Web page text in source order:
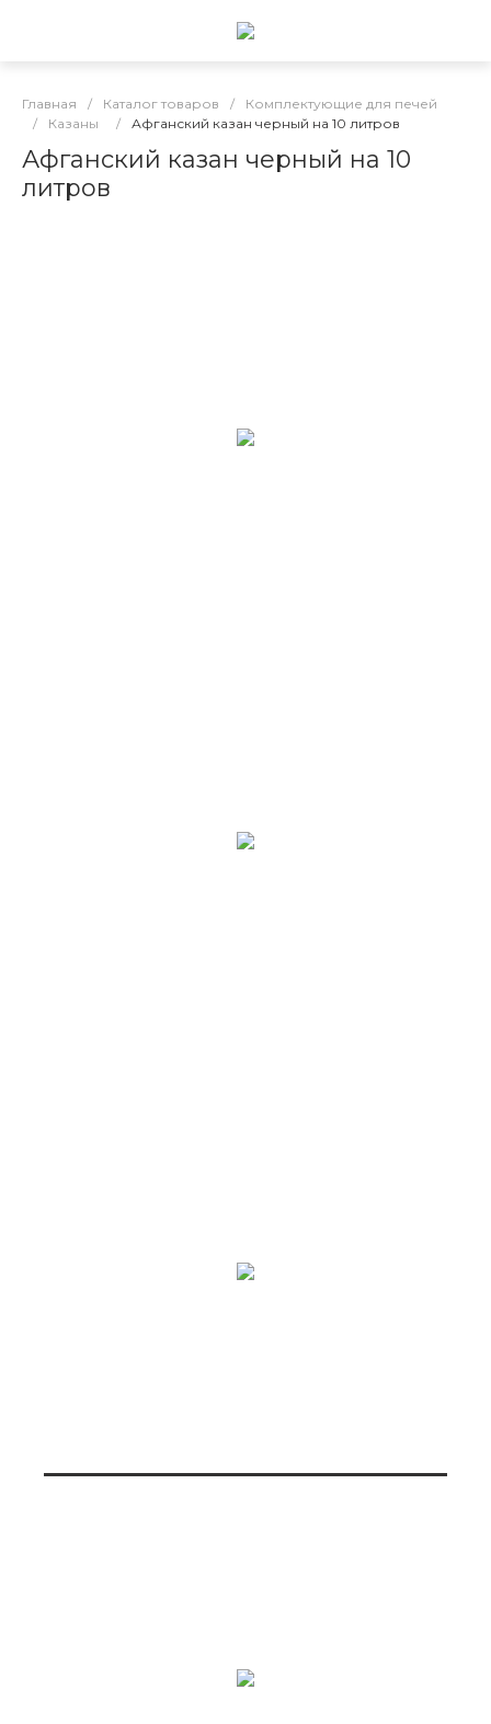
Главная / Каталог товаров /
Комплектующие для печей
/
Казаны / Афганский казан черный на 10 литров
Афганский казан черный на 10
литров